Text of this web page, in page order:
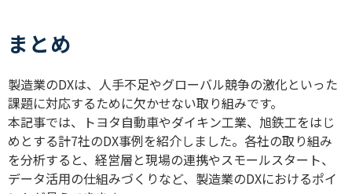
まとめ
製造業のDXは、人手不足やグローバル競争の激化といった
課題に対応するために欠かせない取り組みです。
本記事では、トヨタ自動車やダイキン工業、旭鉄工をはじ
めとする計7社のDX事例を紹介しました。各社の取り組み
を分析すると、経営層と現場の連携やスモールスタート、
データ活用の仕組みづくりなど、製造業のDXにおけるポイ